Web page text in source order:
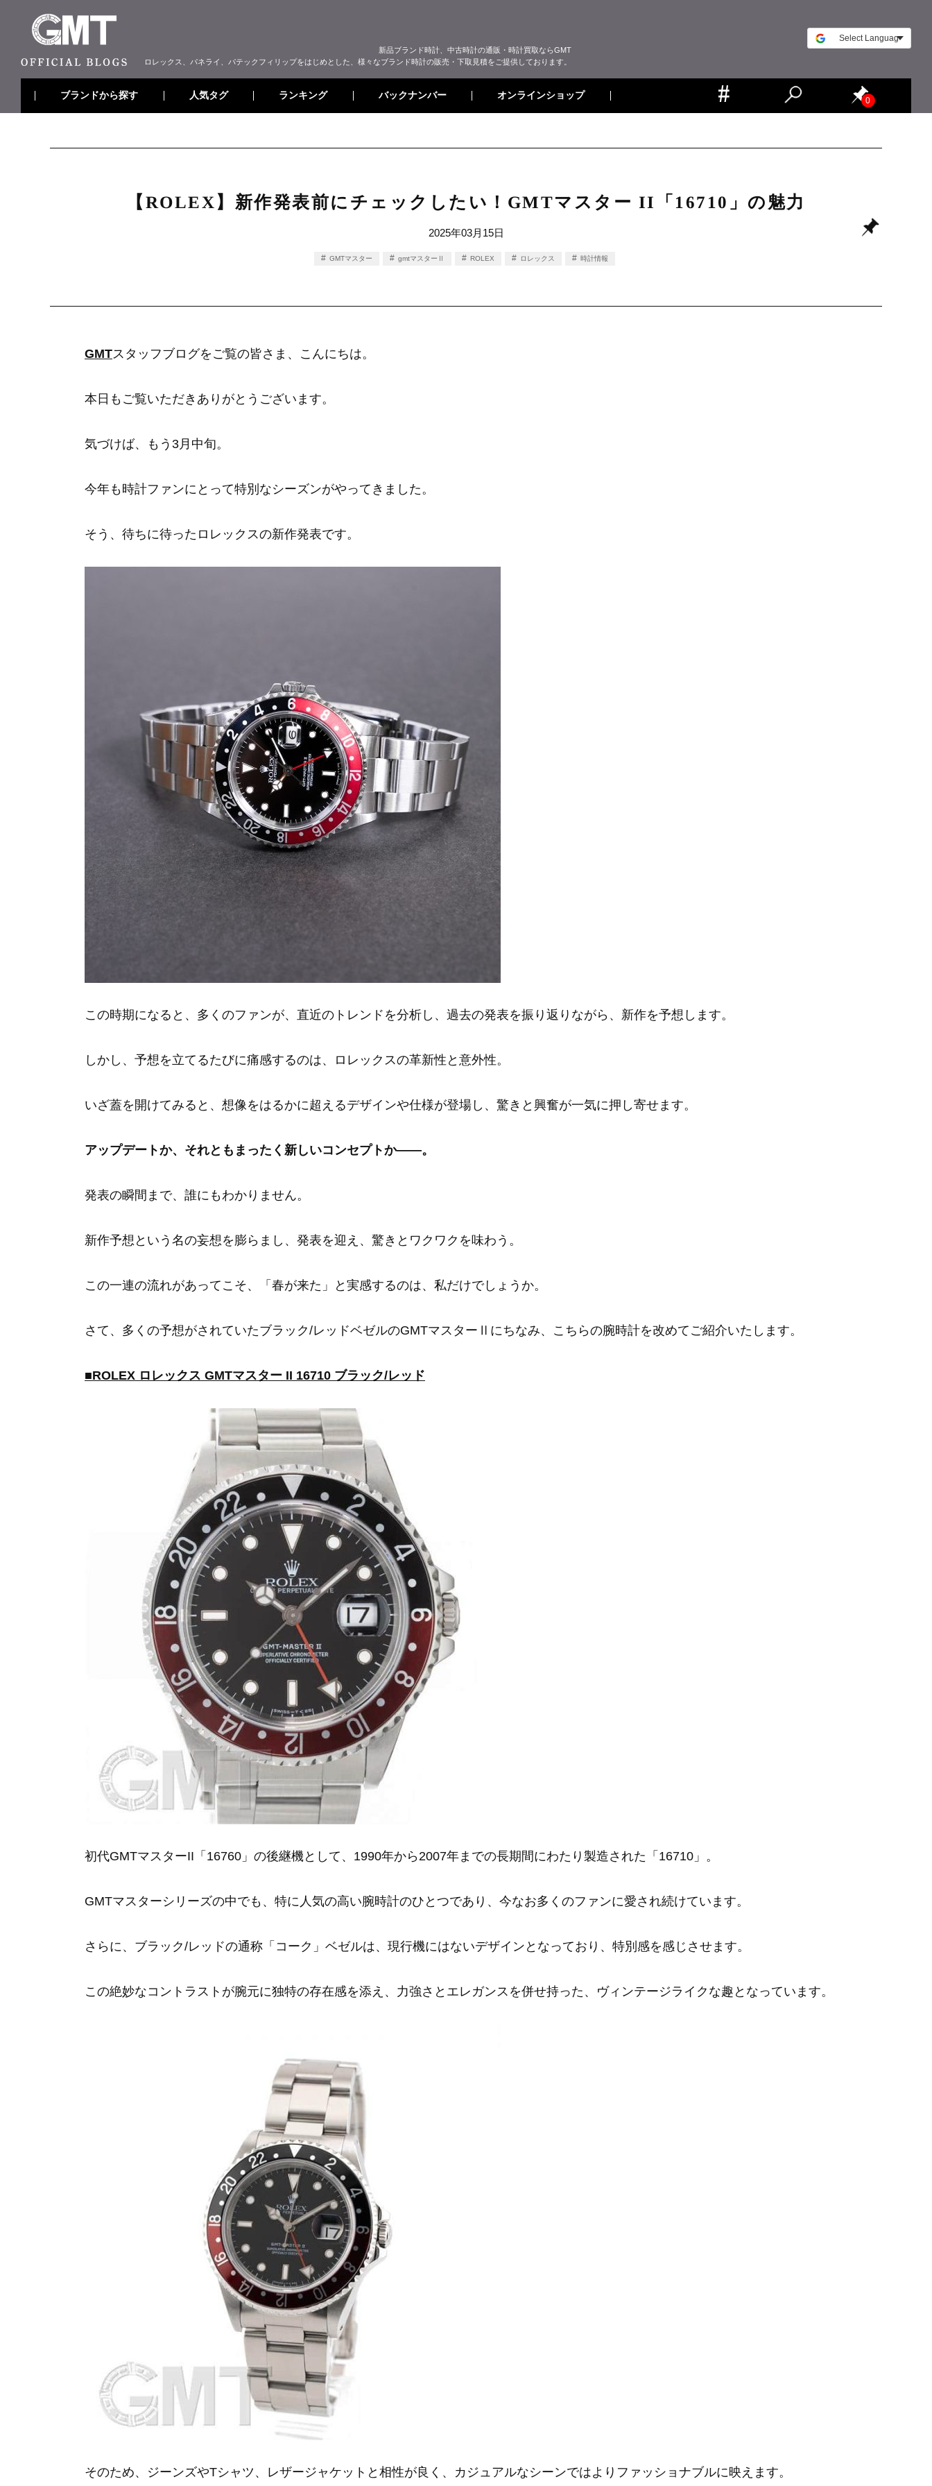
新品ブランド時計、中古時計の通販・時計買取ならGMT
ロレックス、パネライ、パテックフィリップをはじめとした、様々なブランド時計の販売・下取見積をご提供しております。
ブランドから探す 人気タグ ランキング バックナンバー オンラインショップ 0
【ROLEX】新作発表前にチェックしたい！GMTマスター II「16710」の魅力
2025年03月15日
GMTマスター gmtマスターⅡ ROLEX ロレックス 時計情報
GMTスタッフブログをご覧の皆さま、こんにちは。
本日もご覧いただきありがとうございます。
気づけば、もう3月中旬。
今年も時計ファンにとって特別なシーズンがやってきました。
そう、待ちに待ったロレックスの新作発表です。
この時期になると、多くのファンが、直近のトレンドを分析し、過去の発表を振り返りながら、新作を予想します。
しかし、予想を立てるたびに痛感するのは、ロレックスの革新性と意外性。
いざ蓋を開けてみると、想像をはるかに超えるデザインや仕様が登場し、驚きと興奮が一気に押し寄せます。
アップデートか、それともまったく新しいコンセプトか——。
発表の瞬間まで、誰にもわかりません。
新作予想という名の妄想を膨らまし、発表を迎え、驚きとワクワクを味わう。
この一連の流れがあってこそ、「春が来た」と実感するのは、私だけでしょうか。
さて、多くの予想がされていたブラック/レッドベゼルのGMTマスターⅡにちなみ、こちらの腕時計を改めてご紹介いたします。
■ROLEX ロレックス GMTマスター II 16710 ブラック/レッド
初代GMTマスターII「16760」の後継機として、1990年から2007年までの長期間にわたり製造された「16710」。
GMTマスターシリーズの中でも、特に人気の高い腕時計のひとつであり、今なお多くのファンに愛され続けています。
さらに、ブラック/レッドの通称「コーク」ベゼルは、現行機にはないデザインとなっており、特別感を感じさせます。
この絶妙なコントラストが腕元に独特の存在感を添え、力強さとエレガンスを併せ持った、ヴィンテージライクな趣となっています。
そのため、ジーンズやTシャツ、レザージャケットと相性が良く、カジュアルなシーンではよりファッショナブルに映えます。